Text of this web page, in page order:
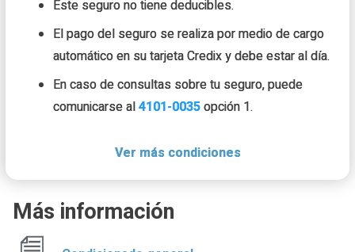
Este seguro no tiene deducibles.
El pago del seguro se realiza por medio de cargo
automático en su tarjeta Credix y debe estar al día.
En caso de consultas sobre tu seguro, puede
comunicarse al4101-0035opción 1.
En caso de fallecimiento, tus familiares deben
comunicarse al2228-4850o al correo electrónico
reclamos@adisa.cr.
Más información